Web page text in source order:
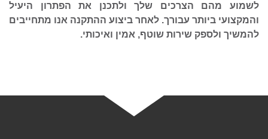
לשמוע מהם הצרכים שלך ולתכנן את הפתרון היעיל
והמקצועי ביותר עבורך. לאחר ביצוע ההתקנה אנו מתחייבים
להמשיך ולספק שירות שוטף, אמין ואיכותי.